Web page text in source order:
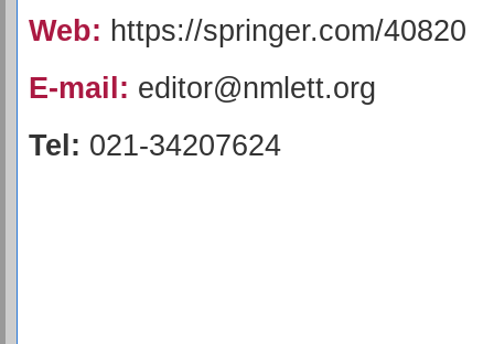
Web: https://springer.com/40820
E-mail: editor@nmlett.org
Tel: 021-34207624